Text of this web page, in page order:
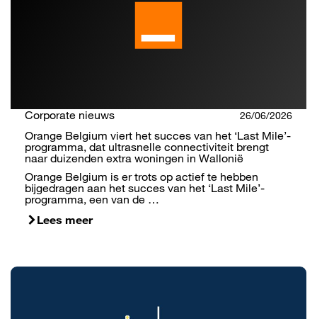
Corporate nieuws 26/06/2026
Orange Belgium viert het succes van het ‘Last Mile’-
programma, dat ultrasnelle connectiviteit brengt
naar duizenden extra woningen in Wallonië
Orange Belgium is er trots op actief te hebben
bijgedragen aan het succes van het ‘Last Mile’-
programma, een van de …
Lees meer